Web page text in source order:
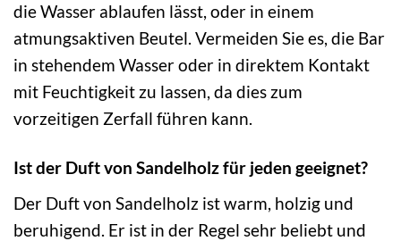
die Wasser ablaufen lässt, oder in einem
atmungsaktiven Beutel. Vermeiden Sie es, die Bar
in stehendem Wasser oder in direktem Kontakt
mit Feuchtigkeit zu lassen, da dies zum
vorzeitigen Zerfall führen kann.
Ist der Duft von Sandelholz für jeden geeignet?
Der Duft von Sandelholz ist warm, holzig und
beruhigend. Er ist in der Regel sehr beliebt und